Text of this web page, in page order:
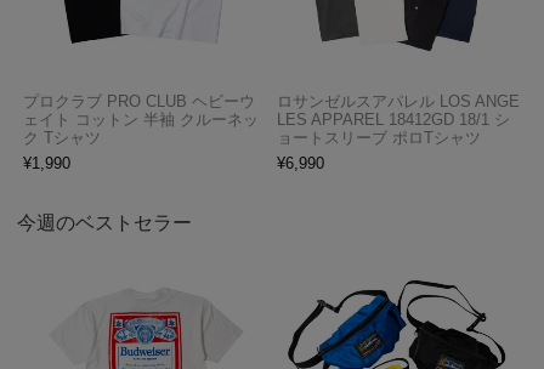
プロクラブ PRO CLUB ヘビーウ
ェイト コットン 半袖 クルーネッ
ク Tシャツ
¥1,990
ロサンゼルスアパレル LOS ANGE
LES APPAREL 18412GD 18/1 シ
ョートスリーブ ポロTシャツ
¥6,990
今週のベストセラー